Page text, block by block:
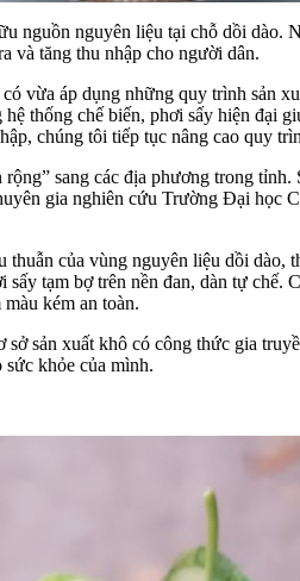
nguồn nguyên liệu tại chỗ dồi dào.
và tăng thu nhập cho người dân.
vừa áp dụng những quy trình sản
thống chế biến, phơi sấy hiện đại
chúng tôi tiếp tục nâng cao quy
sang các địa phương trong
gia nghiên cứu Trường Đại học
của vùng nguyên liệu dồi
tạm bợ trên nền đan, dàn tự
kém an toàn.
sản xuất khô có công thức gia
khỏe của mình.